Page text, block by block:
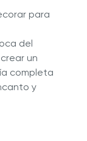
para
del
un
completa
y